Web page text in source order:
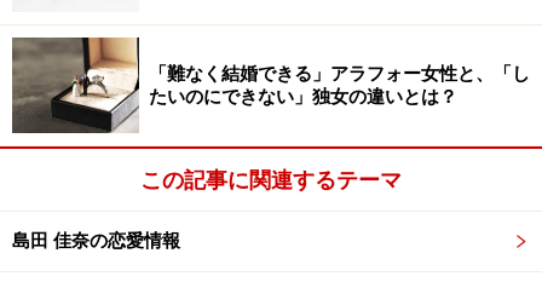
「難なく結婚できる」アラフォー女性と、「し
たいのにできない」独女の違いとは？
この記事に関連するテーマ
島田 佳奈の恋愛情報